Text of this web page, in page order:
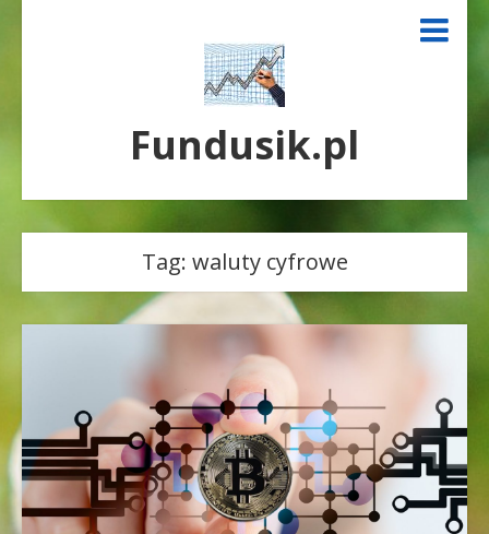
Fundusik.pl
Tag: waluty cyfrowe